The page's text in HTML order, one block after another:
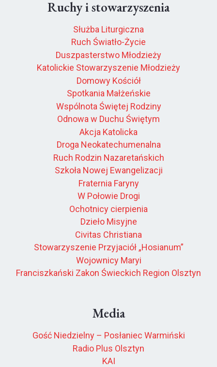
Ruchy i stowarzyszenia
Służba Liturgiczna
Ruch Światło-Życie
Duszpasterstwo Młodzieży
Katolickie Stowarzyszenie Młodzieży
Domowy Kościół
Spotkania Małżeńskie
Wspólnota Świętej Rodziny
Odnowa w Duchu Świętym
Akcja Katolicka
Droga Neokatechumenalna
Ruch Rodzin Nazaretańskich
Szkoła Nowej Ewangelizacji
Fraternia Faryny
W Połowie Drogi
Ochotnicy cierpienia
Dzieło Misyjne
Civitas Christiana
Stowarzyszenie Przyjaciół „Hosianum”
Wojownicy Maryi
Franciszkański Zakon Świeckich Region Olsztyn
Media
Gość Niedzielny – Posłaniec Warmiński
Radio Plus Olsztyn
KAI